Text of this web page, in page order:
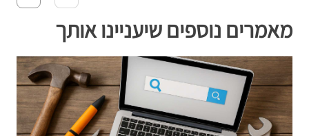
מאמרים נוספים שיעניינו אותך